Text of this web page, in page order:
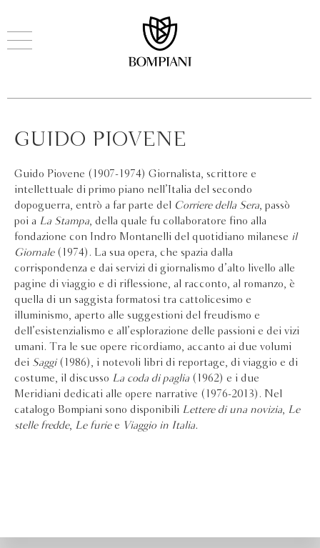
GUIDO PIOVENE
Guido Piovene (1907-1974) Giornalista, scrittore e
intellettuale di primo piano nell’Italia del secondo
dopoguerra, entrò a far parte del
Corriere della Sera, passò
poi a La Stampa, della quale fu collaboratore fino alla
fondazione con Indro Montanelli del quotidiano milanese il
Giornale(1974). La sua opera, che spazia dalla
corrispondenza e dai servizi di giornalismo d’alto livello alle
pagine di viaggio e di riflessione, al racconto, al romanzo, è
quella di un saggista formatosi tra cattolicesimo e
illuminismo, aperto alle suggestioni del freudismo e
dell’esistenzialismo e all’esplorazione delle passioni e dei vizi
umani. Tra le sue opere ricordiamo, accanto ai due volumi
dei Saggi(1986), i notevoli libri di reportage, di viaggio e di
costume, il discusso La coda di paglia (1962) e i due
Meridiani dedicati alle opere narrative (1976-2013). Nel
catalogo Bompiani sono disponibili Lettere di una novizia, Le
stelle fredde, Le furie e Viaggio in Italia.